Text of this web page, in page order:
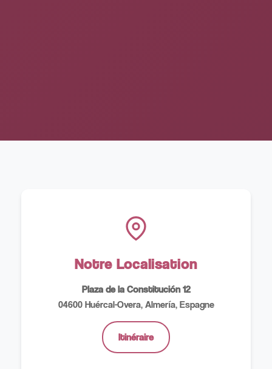
Notre Localisation
Plaza de la Constitución 12
04600 Huércal-Overa, Almería, Espagne
Itinéraire